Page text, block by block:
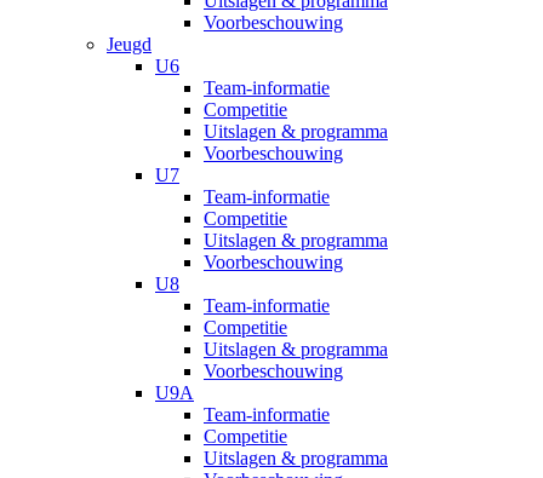
Voorbeschouwing
Jeugd
U6
Team-informatie
Competitie
Uitslagen & programma
Voorbeschouwing
U7
Team-informatie
Competitie
Uitslagen & programma
Voorbeschouwing
U8
Team-informatie
Competitie
Uitslagen & programma
Voorbeschouwing
U9A
Team-informatie
Competitie
Uitslagen & programma